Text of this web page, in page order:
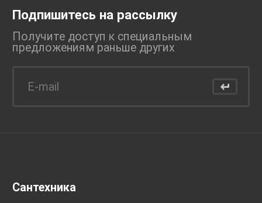
Подпишитесь на рассылку
Получите доступ к специальным
предложениям раньше других
Сантехника